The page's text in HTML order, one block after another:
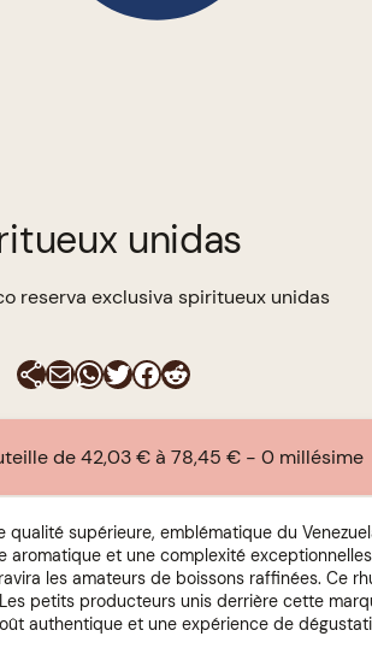
unidas
reserva exclusiva spiritueux unidas
E-mailWhatsApp
Twitter
Facebook
Reddit
de 42,03 € à 78,45 € 0 millésime
supérieure, emblématique du
aromatique et une complexité
les amateurs de boissons raffinées. Ce
petits producteurs unis derrière cette
authentique et une expérience de